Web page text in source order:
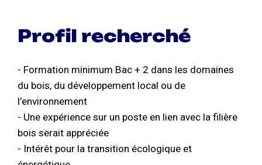
Profil recherché
- Formation minimum Bac + 2 dans les domaines
du bois, du développement local ou de
l’environnement
- Une expérience sur un poste en lien avec la filière
bois serait appréciée
- Intérêt pour la transition écologique et